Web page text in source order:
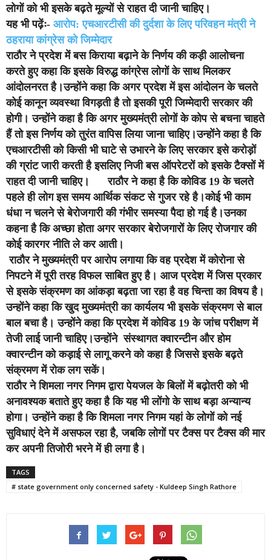
लोगों को भी इसके बढ़ते मूल्यों से राहत दी जानी चाहिए।
यह भी पढ़ेंः- आरोप: एचआरटीसी की दुर्दशा के लिए परिवहन मंत्री ने
ठहराया कांग्रेस को जिम्मेदार
राठौर ने प्रदेश में बस किराया बढ़ाने के निर्णय की कड़ी आलोचना
करते हुए कहा कि इसके विरुद्ध कांग्रेस लोगों के साथ मिलकर
आंदोलनरत है।उन्होंने कहा कि अगर प्रदेश में इस आंदोलन के चलते
कोई कानून व्यवस्था विगड़ती है तो इसकी पूरी जिम्मेदारी सरकार की
होगी।उन्होंने कहा है कि अगर मुख्यमंत्री लोगों के कोप से बचना चाहते
हैं तो इस निर्णय को तुरंत वापिस लिया जाना चाहिए।उन्होंने कहा है कि
एचआरटीसी को किसी भी घाटे से उभारने के लिए सरकार इसे करोड़ों
की ग्रांट जारी करती है इसलिए निजी बस ऑपरेटरों को इसके टैक्सों में
राहत दी जानी चाहिए।राठौर ने कहा है कि कोविड 19 के चलते
पहले ही लोग इस समय आर्थिक संकट से गुजर रहे है।कोई भी काम
धंधा न चलने से बेरोजगारी की गंभीर समस्या पैदा हो गई है।उनका
कहना है कि अच्छा होता अगर सरकार बेरोजगारों के लिए रोजगार की
कोई कारगर नीति ले कर आती।
राठौर ने मुख्यमंत्री पर आरोप लगाया कि वह प्रदेश में कोरोना से
निपटने में पूरी तरह विफल साबित हुए है। आज प्रदेश में जिस प्रकार
से इसके संक्रमण का आंकड़ा बढ़ता जा रहा है वह चिन्ता का विषय है।
उन्होंने कहा कि खुद मुख्यमंत्री का कार्यलय भी इसके संक्रमण से बाल
बाल बचा है।उन्होंने कहा कि प्रदेश में कोविड 19 के जांच परीक्षण में
तेजी लाई जानी चाहिए।उन्होंने संस्थागत क्वारन्टीन और होम
क्वारन्टीन को कड़ाई से लागू करने को कहा है जिससे इसके बढ़ते
संक्रमण में रोक लग सकें।
राठौर ने शिमला नगर निगम द्वारा पेयजल के बिलों में बढ़ोतरी को भी
अनावश्यक बताते हुए कहा है कि यह भी लोंगो के साथ बड़ा अन्यान्य
होगा।उन्होंने कहा है कि शिमला नगर निगम यहां के लोगों को नई
सुविधाएं देने में असफल रहा है, जबकि लोगों पर टैक्स पर टैक्स की मार
कर अपनी तिजोरी भरने में ही लगा है।
TAGS
# state government only concerned safety - Kuldeep Singh Rathore